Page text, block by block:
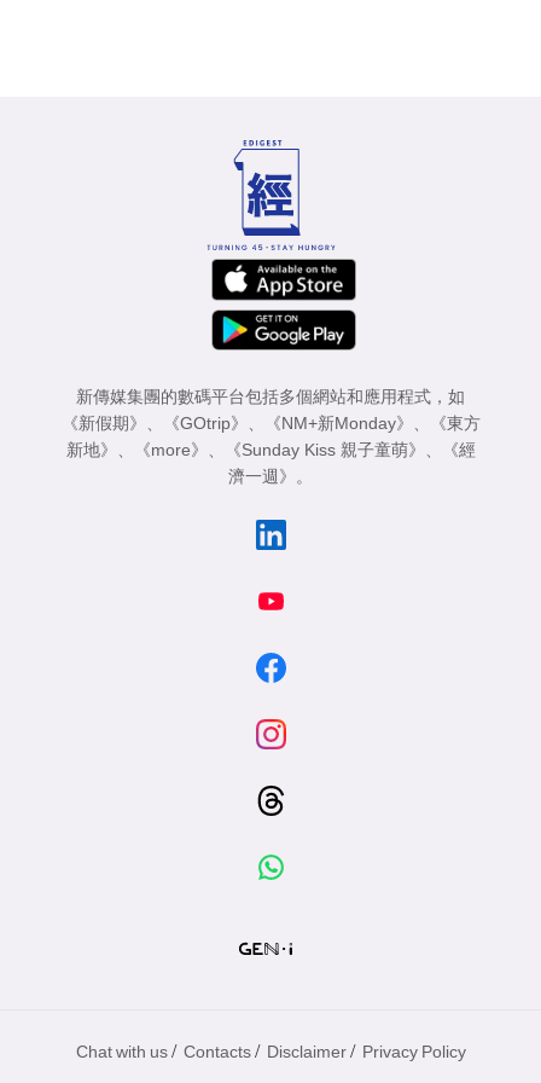
新傳媒集團的數碼平台包括多個網站和應用程式，如
《新假期》
《GOtrip》 《NM+新Monday》
《東方
新地》
《more》 《Sunday Kiss 親子童萌》
《經
濟一週》
。
Chat with us / Contacts / Disclaimer / Privacy Policy